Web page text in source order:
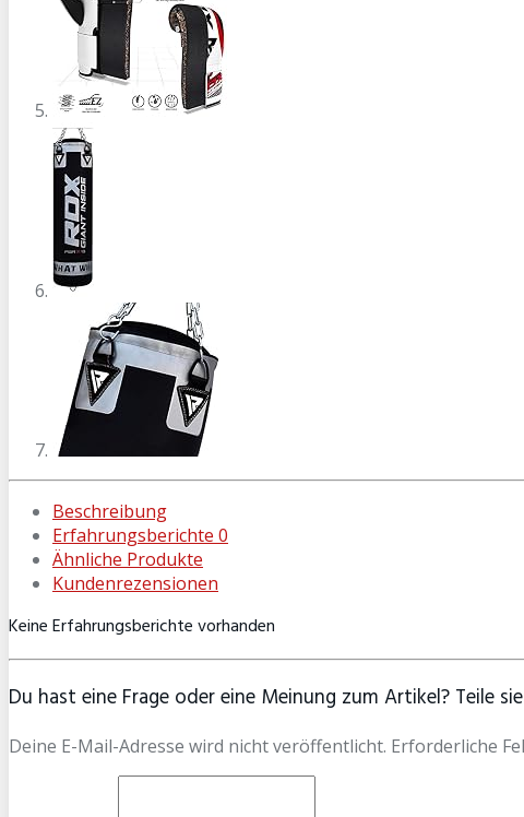
Beschreibung
Erfahrungsberichte 0
Ähnliche Produkte
Kundenrezensionen
Keine Erfahrungsberichte vorhanden
Du hast eine Frage oder eine Meinung zum Artikel? Teile
Deine E-Mail-Adresse wird nicht veröffentlicht. Erforderliche